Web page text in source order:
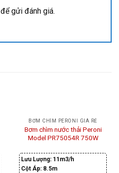
để gửi đánh giá.
BƠM CHÌM PERONI GIÁ RẺ
Bơm chìm nước thải Peroni
Model PR75054R 750W
Lưu Lượng: 11m3/h
Cột Áp: 8.5m